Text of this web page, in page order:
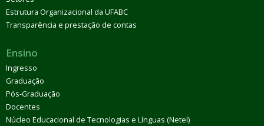
Estrutura Organizacional da UFABC
Transparência e prestação de contas
Ensino
Ingresso
Graduação
Pós-Graduação
Docentes
Núcleo Educacional de Tecnologias e Línguas (Netel)